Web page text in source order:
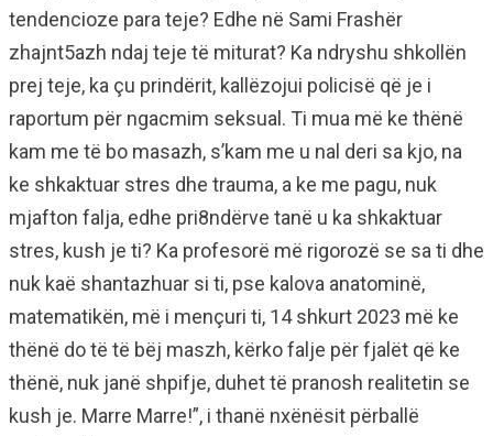
tendencioze para teje? Edhe në Sami Frashër
zhajnt5azh ndaj teje të miturat? Ka ndryshu shkollën
prej teje, ka çu prindërit, kallëzojui policisë që je i
raportum për ngacmim seksual. Ti mua më ke thënë
kam me të bo masazh, s’kam me u nal deri sa kjo, na
ke shkaktuar stres dhe trauma, a ke me pagu, nuk
mjafton falja, edhe pri8ndërve tanë u ka shkaktuar
stres, kush je ti? Ka profesorë më rigorozë se sa ti dhe
nuk kaë shantazhuar si ti, pse kalova anatominë,
matematikën, më i mençuri ti, 14 shkurt 2023 më ke
thënë do të të bëj maszh, kërko falje për fjalët që ke
thënë, nuk janë shpifje, duhet të pranosh realitetin se
kush je. Marre Marre!”, i thanë nxënësit përballë